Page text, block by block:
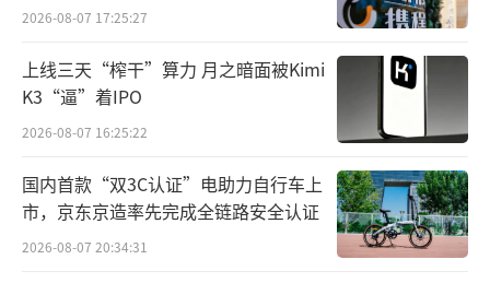
相比其他主播，“一条小团团”显然更受
关注。原因无他，只是因为在众多头部主播
中“一条小团团”的结果最“惨”。
2026-08-07 17:25:27
上线三天“榨干”算力 月之暗面被Kimi
K3“逼”着IPO
2026-08-07 16:25:22
国内首款“双3C认证”电助力自行车上
市，京东京造率先完成全链路安全认证
2026-08-07 20:34:31